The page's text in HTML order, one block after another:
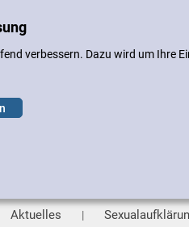
verbessern. Dazu wird um Ihre
Aktuelles